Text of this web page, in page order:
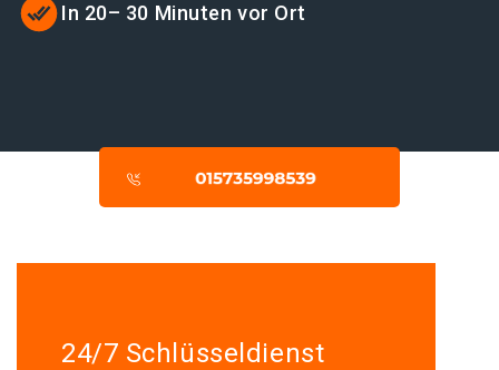
In 20– 30 Minuten vor Ort
24/7 Schlüsseldienst